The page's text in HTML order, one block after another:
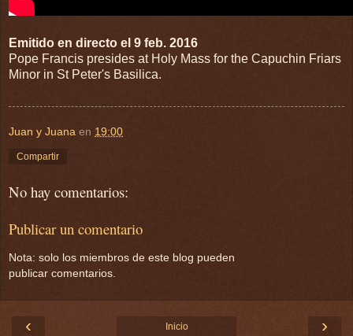
Emitido en directo el 9 feb. 2016
Pope Francis presides at Holy Mass for the Capuchin Friars
Minor in St Peter's Basilica.
Juan y Juana en 19:00
Compartir
No hay comentarios:
Publicar un comentario
Nota: solo los miembros de este blog pueden
publicar comentarios.
‹ ›
Inicio